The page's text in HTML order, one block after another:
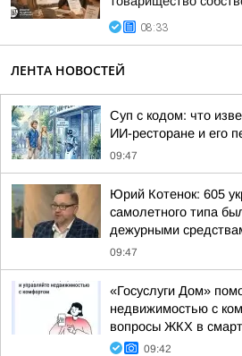
08:33
ЛЕНТА НОВОСТЕЙ
Суп с кодом: что
ИИ-ресторане и его
09:47
Юрий Котенок: 605
самолетного типа
дежурными
09:47
«Госуслуги Дом»
недвижимостью с
вопросы ЖКХ в
09:42